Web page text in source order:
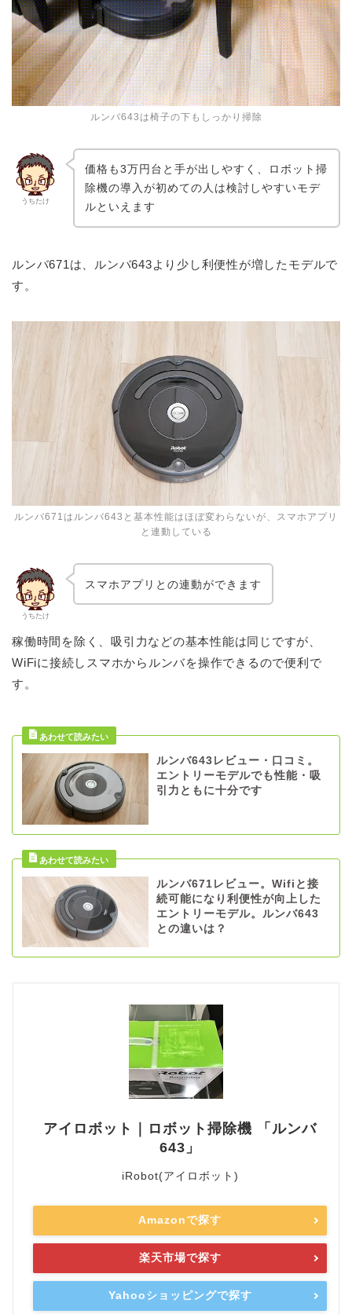
ルンバ643は椅子の下もしっかり掃除
うちたけ
価格も3万円台と手が出しやすく、ロボット掃
除機の導入が初めての人は検討しやすいモデ
ルといえます
ルンバ671は、ルンバ643より少し利便性が増したモデルで
す。
ルンバ671はルンバ643と基本性能はほぼ変わらないが、スマホアプリ
と連動している
うちたけ
スマホアプリとの連動ができます
稼働時間を除く、吸引力などの基本性能は同じですが、
WiFiに接続しスマホからルンバを操作できるので便利で
す。
ルンバ643レビュー・口コミ。
エントリーモデルでも性能・吸
引力ともに十分です
ルンバ671レビュー。Wifiと接
続可能になり利便性が向上した
エントリーモデル。ルンバ643
との違いは？
アイロボット｜ロボット掃除機 「ルンバ
643」
iRobot(アイロボット)
Amazonで探す
楽天市場で探す
Yahooショッピングで探す